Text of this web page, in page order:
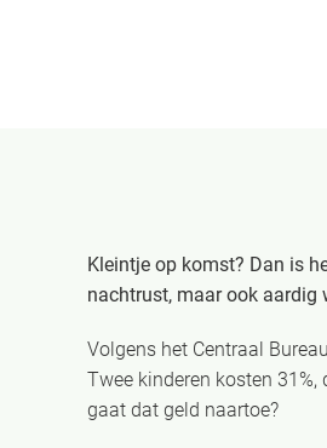
Kleintje op komst? Dan is
nachtrust, maar ook aardig
Volgens het Centraal
Twee kinderen kosten
gaat dat geld naartoe?